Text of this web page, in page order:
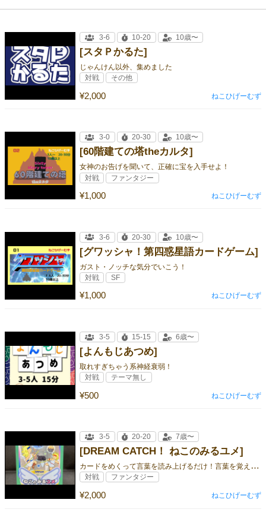
[スタＰかるた]
じゃんけん以外、集めました
¥2,000
3-6 10-20 10歳〜
対戦 その他
ねこひげーむず
[60階建ての塔theカルタ]
女神のお告げを聞いて、正確に宝を入手せよ！
¥1,000
3-0 20-30 10歳〜
対戦 ファンタジー
ねこひげーむず
[グワッシャ！第四惑星語カードゲーム]
ガスト・ノッチな気分でいこう！
¥1,000
3-6 20-30 10歳〜
対戦 SF
ねこひげーむず
[よんもじあつめ]
取れすぎちゃう系神経衰弱！
¥500
3-5 15-15 6歳〜
対戦 テーマ無し
ねこひげーむず
[DREAM CATCH！ ねこのみるユメ]
カ
ードをめくって言葉を読み上げるだけ！言葉を覚えてユメを完成させよう！
¥2,000
3-5 20-20 7歳〜
対戦 ファンタジー
ねこひげーむず